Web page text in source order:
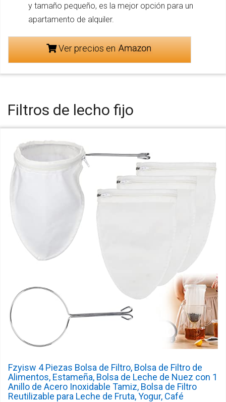
y tamaño pequeño, es la mejor opción para un
apartamento de alquiler.
Ver precios en
Filtros de lecho fijo
Fzyisw 4 Piezas Bolsa de Filtro, Bolsa de Filtro de
Alimentos, Estameña, Bolsa de Leche de Nuez con 1
Anillo de Acero Inoxidable Tamiz, Bolsa de Filtro
Reutilizable para Leche de Fruta, Yogur, Café